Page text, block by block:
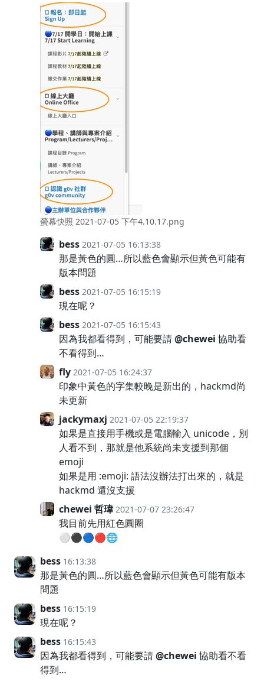
螢幕快照 2021-07-05 下午4.10.17.png
bess 2021-07-05 16:13:38
那是黃色的圓…所以藍色會顯示但黃色可能有
版本問題
bess 2021-07-05 16:15:19
現在呢？
bess 2021-07-05 16:15:43
因為我都看得到，可能要請@chewei 協助看
不看得到…
fly 2021-07-05 16:24:37
印象中黃色的字集較晚是新出的，hackmd尚
未更新
jackymaxj 2021-07-05 22:19:37
如果是直接用手機或是電腦輸入 unicode，別
人看不到，那就是他系統尚未支援到那個
emoji
如果是用 :emoji: 語法沒辦法打出來的，就是
hackmd 還沒支援
chewei 哲瑋 2021-07-07 23:26:47
我目前先用紅色圓圈
⚪⚫🔵🔴🌐
bess 16:13:38
那是黃色的圓…所以藍色會顯示但黃色可能有版本
問題
bess 16:15:19
現在呢？
bess 16:15:43
因為我都看得到，可能要請@chewei 協助看不看
得到…